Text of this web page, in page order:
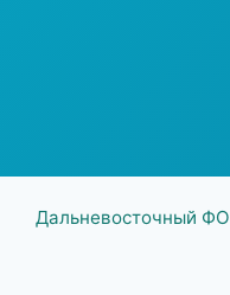
Дальневосточный ФО